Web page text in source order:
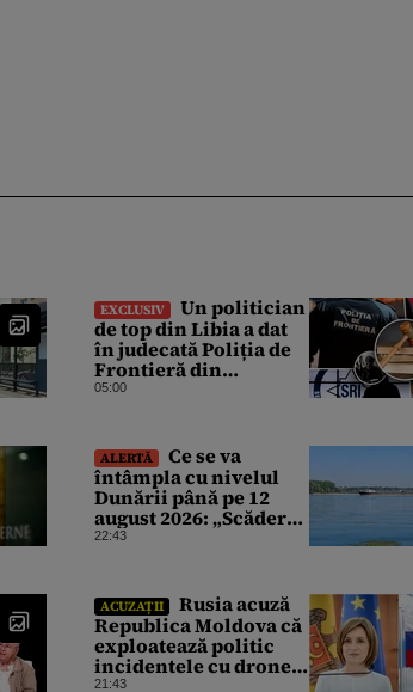
EXCLUSIV
Un politician
de top din Libia a dat
în judecată Poliția de
Frontieră din
România după ce SRI
05:00
ALERTĂ
Ce se va
întâmpla cu nivelul
Dunării până pe 12
august 2026: „Scăderea
în 7 zile este de 10
22:43
ACUZAȚII
Rusia acuză
Republica Moldova că
exploatează politic
incidentele cu drone.
Declarațiile Maiei
21:43